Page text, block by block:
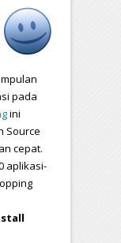
pada
ini
Source
cepat.
aplikasi-